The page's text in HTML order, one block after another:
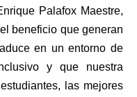
Palafox Maestre,
beneficio que generan
en un entorno de
y que nuestra
las mejores